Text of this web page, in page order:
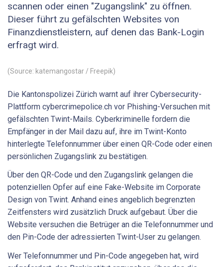
scannen oder einen "Zugangslink" zu öffnen.
Dieser führt zu gefälschten Websites von
Finanzdienstleistern, auf denen das Bank-Login
erfragt wird.
(Source: katemangostar / Freepik)
Die Kantonspolizei Zürich warnt auf ihrer Cybersecurity-
Plattform cybercrimepolice.ch vor Phishing-Versuchen mit
gefälschten Twint-Mails. Cyberkriminelle fordern die
Empfänger in der Mail dazu auf, ihre im Twint-Konto
hinterlegte Telefonnummer über einen QR-Code oder einen
persönlichen Zugangslink zu bestätigen.
Über den QR-Code und den Zugangslink gelangen die
potenziellen Opfer auf eine Fake-Website im Corporate
Design von Twint. Anhand eines angeblich begrenzten
Zeitfensters wird zusätzlich Druck aufgebaut. Über die
Website versuchen die Betrüger an die Telefonnummer und
den Pin-Code der adressierten Twint-User zu gelangen.
Wer Telefonnummer und Pin-Code angegeben hat, wird